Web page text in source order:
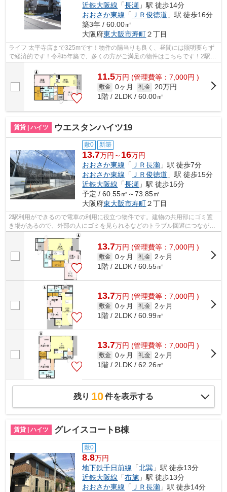
近鉄大阪線 「長瀬 」駅 徒歩14分
おおさか東線 「 ＪＲ俊徳道 」駅 徒歩16分
築3年 / 60.00㎡
大阪府東大阪市寿町２丁目
ライフ 太平寺店まで325mです！物件の陽当りも良く、昼間には照明要らず
で経済的です！令和5年築で、多くの方がご満足の物件はこちらです！2駅利
用可能な物件なので行動範囲も広がりま...
11.5万円 (管理費等：7,000円 )
敷金 0ヶ月 礼金 20万円
1階 / 2LDK / 60.00㎡
賃貸 | ハイツ ウエスタンハイツ19
敷0 新築
13.7万円～ 16万円
おおさか東線 「 ＪＲ長瀬 」駅 徒歩7分
おおさか東線 「 ＪＲ俊徳道 」駅 徒歩15分
近鉄大阪線 「長瀬 」駅 徒歩15分
予定 / 60.55㎡～73.85㎡
大阪府東大阪市寿町２丁目
2駅利用ができるので電車の利用に役立つ物件です。建物の共用部にゴミ置
き場があるので、外部の人にゴミを見られるなどのトラブル回避につながり
ます。陽当りの良い明るい環境が魅力の...
13.7万円 (管理費等：7,000円 )
敷金 0ヶ月 礼金
2ヶ月
1階 / 2LDK / 60.55㎡
13.7万円 (管理費等：7,000円 )
敷金 0ヶ月 礼金
2ヶ月
1階 / 2LDK / 60.99㎡
13.7万円 (管理費等：7,000円 )
敷金 0ヶ月 礼金
2ヶ月
1階 / 2LDK / 62.26㎡
残り 10件を表示する
賃貸 | ハイツ グレイスコートB棟
敷0
8.8万円
地下鉄千日前線 「北巽 」駅 徒歩13分
近鉄大阪線 「布施 」駅 徒歩13分
おおさか東線 「 ＪＲ長瀬 」駅 徒歩14分